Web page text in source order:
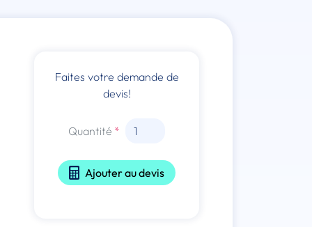
Faites votre demande de
devis!
Quantité
Ajouter au devis